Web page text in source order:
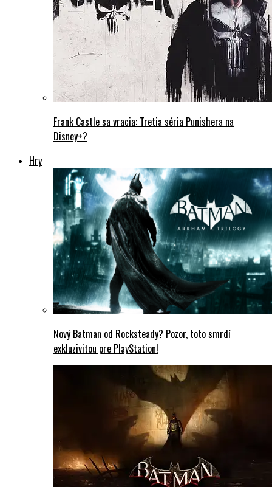
Frank Castle sa vracia: Tretia séria Punishera na
Disney+?
Hry
Nový Batman od Rocksteady? Pozor, toto smrdí
exkluzivitou pre PlayStation!